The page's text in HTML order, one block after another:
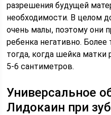
разрешения будущей
необходимости. В целом
очень малы, поэтому они
ребенка негативно. Более
тогда, когда шейка
5-6 сантиметров.
Универсальное
Лидокаин при